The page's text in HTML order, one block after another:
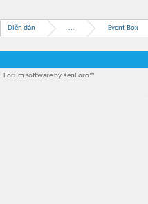
Diễn đàn ... Event Box
Forum software by XenForo™